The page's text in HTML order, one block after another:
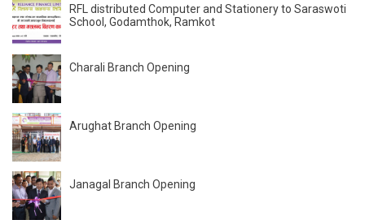
RFL distributed Computer and Stationery to Saraswoti
School, Godamthok, Ramkot
Charali Branch Opening
Arughat Branch Opening
Janagal Branch Opening